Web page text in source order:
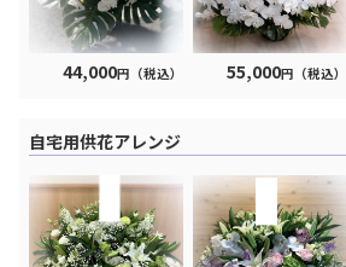
44,000円（税込） 55,000円（税込）
自宅用供花アレンジ